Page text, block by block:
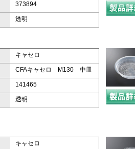
373894
透明
キャセロ
CFAキャセロ M130 中皿
141465
透明
キャセロ